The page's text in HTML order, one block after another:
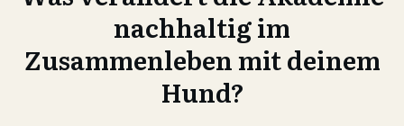
nachhaltig im
Zusammenleben mit deinem
Hund?